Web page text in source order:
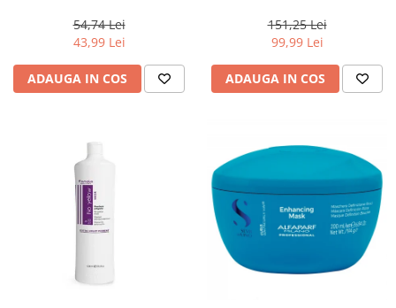
Mask, 50 ml
54,74 Lei
43,99 Lei
ADAUGA IN COS
151,25 Lei
99,99 Lei
ADAUGA IN COS